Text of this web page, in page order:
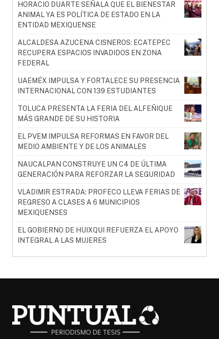
HORACIO DUARTE SEÑALA QUE EL BIENESTAR
ANIMAL YA ES POLÍTICA DE ESTADO EN LA
ENTIDAD MEXIQUENSE
ALCALDESA AZUCENA CISNEROS: ECATEPEC
RECUPERA ESPACIOS INVADIDOS EN ZONA
FEDERAL
UAEMÉX IMPULSA Y FORTALECE SU PRESENCIA
INTERNACIONAL CON 139 ESTUDIANTES
TOLUCA PRESENTA LA FERIA DEL ALFEÑIQUE
MÁS GRANDE DE SU HISTORIA
EL PVEM IMPULSA REFORMAS EN FAVOR DEL
MEDIO AMBIENTE Y DE LOS ANIMALES
NAUCALPAN CONSTRUYE UN C4 DE ÚLTIMA
GENERACIÓN PARA REFORZAR LA SEGURIDAD
VLADIMIR ESTRADA: PROFECO LLEVA FERIAS DE
REGRESO A CLASES A 6 MUNICIPIOS
MEXIQUENSES
EL GOBIERNO DE HUIXQUI REFUERZA EL APOYO
INTEGRAL A LAS MUJERES